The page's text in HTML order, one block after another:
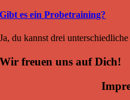
Gibt es ein Probetraining?
Ja, du kannst drei
Wir freuen uns auf Dich!